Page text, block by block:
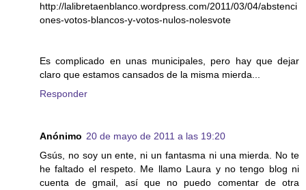
http://lalibretaenblanco.wordpress.com/2011/03/04/abstenci
ones-votos-blancos-y-votos-nulos-nolesvote
Es complicado en unas municipales, pero hay que dejar
claro que estamos cansados de la misma mierda...
Responder
Anónimo 20 de mayo de 2011 a las 19:20
Gsús, no soy un ente, ni un fantasma ni una mierda. No te
he faltado el respeto. Me llamo Laura y no tengo blog ni
cuenta de gmail, así que no puedo comentar de otra